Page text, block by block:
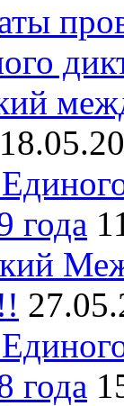
года
года